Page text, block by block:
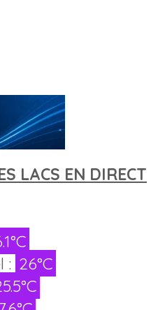
LACS EN DIRECT
: 26°C